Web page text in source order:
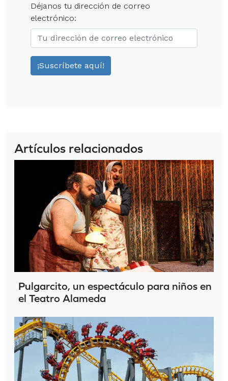
Déjanos tu dirección de correo
electrónico:
Artículos relacionados
Pulgarcito, un espectáculo para niños en
el Teatro Alameda